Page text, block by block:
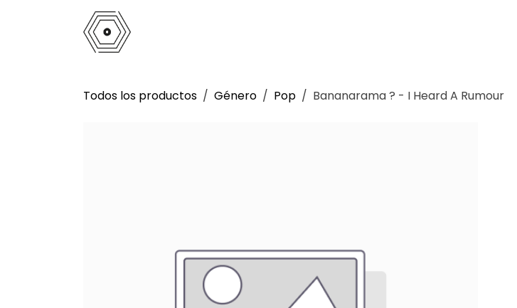
Todos los productos Género Pop Bananarama ? - I Heard A Rumour